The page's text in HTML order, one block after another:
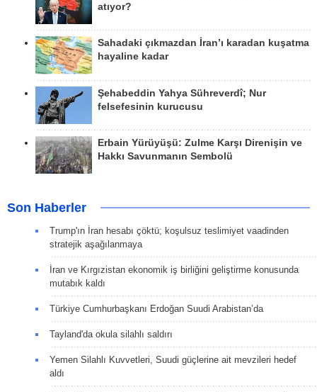
atıyor?
Sahadaki çıkmazdan İran’ı karadan kuşatma
hayaline kadar
Şehabeddin Yahya Sühreverdî; Nur
felsefesinin kurucusu
Erbain Yürüyüşü: Zulme Karşı Direnişin ve
Hakkı Savunmanın Sembolü
Son Haberler
Trump'ın İran hesabı çöktü; koşulsuz teslimiyet vaadinden
stratejik aşağılanmaya
İran ve Kırgızistan ekonomik iş birliğini geliştirme konusunda
mutabık kaldı
Türkiye Cumhurbaşkanı Erdoğan Suudi Arabistan’da
Tayland'da okula silahlı saldırı
Yemen Silahlı Kuvvetleri, Suudi güçlerine ait mevzileri hedef
aldı